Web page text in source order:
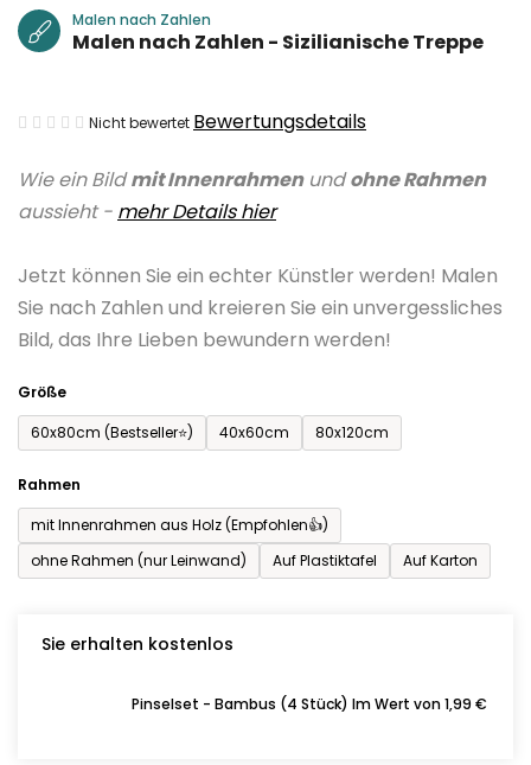
Wie ein Bildmit Innenrahmenundohne Rahmen
aussieht - mehr Details hier
Jetzt können Sie ein echter Künstler werden! Malen
Sie nach Zahlen und kreieren Sie ein unvergessliches
Bild, das Ihre Lieben bewundern werden!
Größe
60x80cm (Bestseller⭐)
40x60cm 80x120cm
Rahmen
mit Innenrahmen aus Holz (Empfohlen👍)
ohne Rahmen (nur Leinwand)
Auf Plastiktafel Auf Karton
Sie erhalten kostenlos
Pinselset - Bambus (4 Stück) Im Wert von 1,99 €
Malen nach Zahlen
Malen nach Zahlen - Sizilianische Treppe
Die
Produktbewertung
ist
von
5
Sternen.
Nicht bewertet Bewertungsdetails